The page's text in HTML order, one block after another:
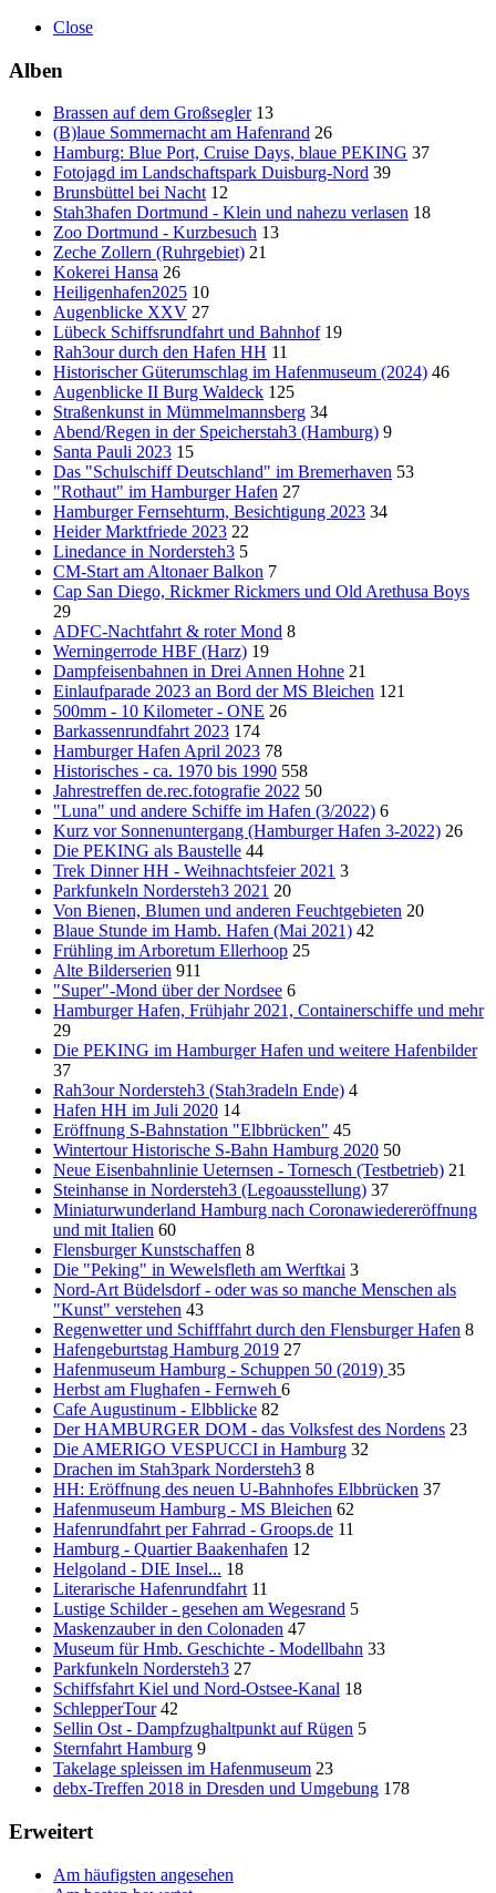
Close
Alben
Brassen auf dem Großsegler 13
(B)laue Sommernacht am Hafenrand 26
Hamburg: Blue Port, Cruise Days, blaue PEKING 37
Fotojagd im Landschaftspark Duisburg-Nord 39
Brunsbüttel bei Nacht 12
Stah3hafen Dortmund - Klein und nahezu verlasen 18
Zoo Dortmund - Kurzbesuch 13
Zeche Zollern (Ruhrgebiet) 21
Kokerei Hansa 26
Heiligenhafen2025 10
Augenblicke XXV 27
Lübeck Schiffsrundfahrt und Bahnhof 19
Rah3our durch den Hafen HH 11
Historischer Güterumschlag im Hafenmuseum (2024) 46
Augenblicke II Burg Waldeck 125
Straßenkunst in Mümmelmannsberg 34
Abend/Regen in der Speicherstah3 (Hamburg) 9
Santa Pauli 2023 15
Das "Schulschiff Deutschland" im Bremerhaven 53
"Rothaut" im Hamburger Hafen 27
Hamburger Fernsehturm, Besichtigung 2023 34
Heider Marktfriede 2023 22
Linedance in Nordersteh3 5
CM-Start am Altonaer Balkon 7
Cap San Diego, Rickmer Rickmers und Old Arethusa Boys
29
ADFC-Nachtfahrt & roter Mond 8
Werningerrode HBF (Harz) 19
Dampfeisenbahnen in Drei Annen Hohne 21
Einlaufparade 2023 an Bord der MS Bleichen 121
500mm - 10 Kilometer - ONE 26
Barkassenrundfahrt 2023 174
Hamburger Hafen April 2023 78
Historisches - ca. 1970 bis 1990 558
Jahrestreffen de.rec.fotografie 2022 50
"Luna" und andere Schiffe im Hafen (3/2022) 6
Kurz vor Sonnenuntergang (Hamburger Hafen 3-2022) 26
Die PEKING als Baustelle 44
Trek Dinner HH - Weihnachtsfeier 2021 3
Parkfunkeln Nordersteh3 2021 20
Von Bienen, Blumen und anderen Feuchtgebieten 20
Blaue Stunde im Hamb. Hafen (Mai 2021) 42
Frühling im Arboretum Ellerhoop 25
Alte Bilderserien 911
"Super"-Mond über der Nordsee 6
Hamburger Hafen, Frühjahr 2021, Containerschiffe und mehr
29
Die PEKING im Hamburger Hafen und weitere Hafenbilder
37
Rah3our Nordersteh3 (Stah3radeln Ende) 4
Hafen HH im Juli 2020 14
Eröffnung S-Bahnstation "Elbbrücken" 45
Wintertour Historische S-Bahn Hamburg 2020 50
Neue Eisenbahnlinie Ueternsen - Tornesch (Testbetrieb) 21
Steinhanse in Nordersteh3 (Legoausstellung) 37
Miniaturwunderland Hamburg nach Coronawiedereröffnung
und mit Italien 60
Flensburger Kunstschaffen 8
Die "Peking" in Wewelsfleth am Werftkai 3
Nord-Art Büdelsdorf - oder was so manche Menschen als
"Kunst" verstehen 43
Regenwetter und Schifffahrt durch den Flensburger Hafen 8
Hafengeburtstag Hamburg 2019 27
Hafenmuseum Hamburg - Schuppen 50 (2019) 35
Herbst am Flughafen - Fernweh 6
Cafe Augustinum - Elbblicke 82
Der HAMBURGER DOM - das Volksfest des Nordens 23
Die AMERIGO VESPUCCI in Hamburg 32
Drachen im Stah3park Nordersteh3 8
HH: Eröffnung des neuen U-Bahnhofes Elbbrücken 37
Hafenmuseum Hamburg - MS Bleichen 62
Hafenrundfahrt per Fahrrad - Groops.de 11
Hamburg - Quartier Baakenhafen 12
Helgoland - DIE Insel... 18
Literarische Hafenrundfahrt 11
Lustige Schilder - gesehen am Wegesrand 5
Maskenzauber in den Colonaden 47
Museum für Hmb. Geschichte - Modellbahn 33
Parkfunkeln Nordersteh3 27
Schiffsfahrt Kiel und Nord-Ostsee-Kanal 18
SchlepperTour 42
Sellin Ost - Dampfzughaltpunkt auf Rügen 5
Sternfahrt Hamburg 9
Takelage spleissen im Hafenmuseum 23
debx-Treffen 2018 in Dresden und Umgebung 178
Erweitert
Am häufigsten angesehen